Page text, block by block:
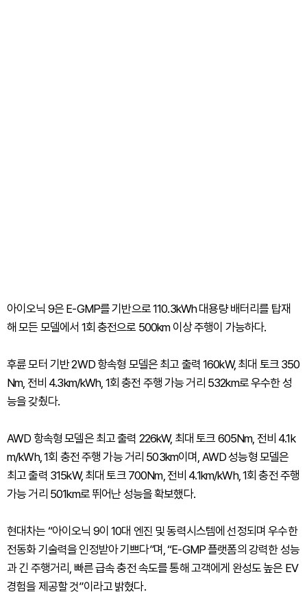
아이오닉 9은 E-GMP를 기반으로 110.3kWh 대용량 배터리를 탑재
해 모든 모델에서 1회 충전으로 500km 이상 주행이 가능하다.
후륜 모터 기반 2WD 항속형 모델은 최고 출력 160kW, 최대 토크 350
Nm, 전비 4.3km/kWh, 1회 충전 주행 가능 거리 532km로 우수한 성
능을 갖췄다.
AWD 항속형 모델은 최고 출력 226kW, 최대 토크 605Nm, 전비 4.1k
m/kWh, 1회 충전 주행 가능 거리 503km이며, AWD 성능형 모델은
최고 출력 315kW, 최대 토크 700Nm, 전비 4.1km/kWh, 1회 충전 주행
가능 거리 501km로 뛰어난 성능을 확보했다.
현대차는 “아이오닉 9이 10대 엔진 및 동력시스템에 선정되며 우수한
전동화 기술력을 인정받아 기쁘다”며, “E-GMP 플랫폼의 강력한 성능
과 긴 주행거리, 빠른 급속 충전 속도를 통해 고객에게 완성도 높은 EV
경험을 제공할 것”이라고 밝혔다.